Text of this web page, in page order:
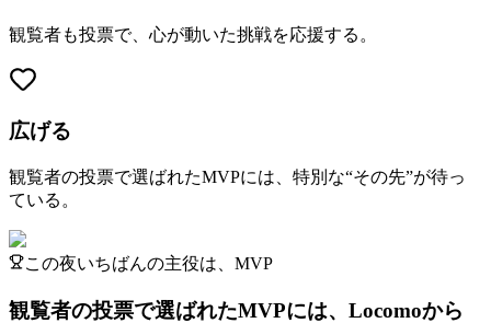
観覧者も投票で、心が動いた挑戦を応援する。
広げる
観覧者の投票で選ばれたMVPには、特別な“その先”が待っ
ている。
この夜いちばんの主役は、MVP
観覧者の投票で選ばれたMVPには、 Locomoから